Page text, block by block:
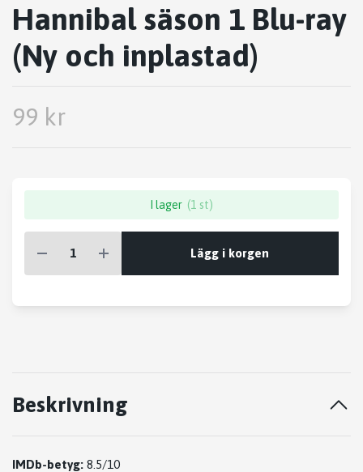
Hannibal säson 1 Blu-ray
(Ny och inplastad)
99 kr
I lager (1 st)
Lägg i korgen
Beskrivning
IMDb-betyg: 8.5/10